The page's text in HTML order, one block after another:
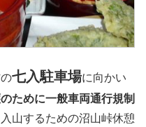
七入駐車場に向かい
ために一般車両通行規制
山するための沼山峠休憩